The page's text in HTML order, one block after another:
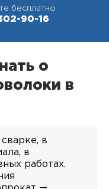
бесплатно
90-16
о
в
в
в
работах.